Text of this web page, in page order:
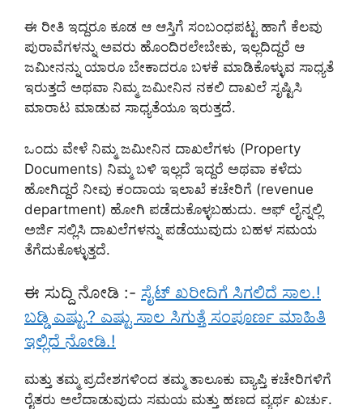
ಈ ರೀತಿ ಇದ್ದರೂ ಕೂಡ ಆ ಆಸ್ತಿಗೆ ಸಂಬಂಧಪಟ್ಟ ಹಾಗೆ ಕೆಲವು
ಪುರಾವೆಗಳನ್ನು ಅವರು ಹೊಂದಿರಲೇಬೇಕು, ಇಲ್ಲದಿದ್ದರೆ ಆ
ಜಮೀನನ್ನು ಯಾರೂ ಬೇಕಾದರೂ ಬಳಕೆ ಮಾಡಿಕೊಳ್ಳುವ ಸಾಧ್ಯತೆ
ಇರುತ್ತದೆ ಅಥವಾ ನಿಮ್ಮ ಜಮೀನಿನ ನಕಲಿ ದಾಖಲೆ ಸೃಷ್ಟಿಸಿ
ಮಾರಾಟ ಮಾಡುವ ಸಾಧ್ಯತೆಯೂ ಇರುತ್ತದೆ.
ಒಂದು ವೇಳೆ ನಿಮ್ಮ ಜಮೀನಿನ ದಾಖಲೆಗಳು (Property
Documents) ನಿಮ್ಮ ಬಳಿ ಇಲ್ಲದೆ ಇದ್ದರೆ ಅಥವಾ ಕಳೆದು
ಹೋಗಿದ್ದರೆ ನೀವು ಕಂದಾಯ ಇಲಾಖೆ ಕಚೇರಿಗೆ (revenue
department) ಹೋಗಿ ಪಡೆದುಕೊಳ್ಳಬಹುದು. ಆಫ್ ಲೈನ್ನಲ್ಲಿ
ಅರ್ಜಿ ಸಲ್ಲಿಸಿ ದಾಖಲೆಗಳನ್ನು ಪಡೆಯುವುದು ಬಹಳ ಸಮಯ
ತೆಗೆದುಕೊಳ್ಳುತ್ತದೆ.
ಈ ಸುದ್ದಿ ನೋಡಿ :- ಸೈಟ್ ಖರೀದಿಗೆ ಸಿಗಲಿದೆ ಸಾಲ.!
ಬಡ್ಡಿ ಎಷ್ಟು.? ಎಷ್ಟು ಸಾಲ ಸಿಗುತ್ತೆ ಸಂಪೂರ್ಣ ಮಾಹಿತಿ
ಇಲ್ಲಿದೆ ನೋಡಿ.!
ಮತ್ತು ತಮ್ಮ ಪ್ರದೇಶಗಳಿಂದ ತಮ್ಮ ತಾಲೂಕು ವ್ಯಾಪ್ತಿ ಕಚೇರಿಗಳಿಗೆ
ರೈತರು ಅಲೆದಾಡುವುದು ಸಮಯ ಮತ್ತು ಹಣದ ವ್ಯರ್ಥ ಖರ್ಚು.